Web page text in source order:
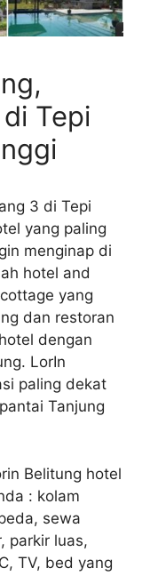
Tepi
3 di Tepi
yang paling
menginap di
hotel and
yang
dan restoran
dengan
LorIn
paling dekat
Tanjung
Belitung hotel
: kolam
sewa
parkir luas,
TV, bed yang